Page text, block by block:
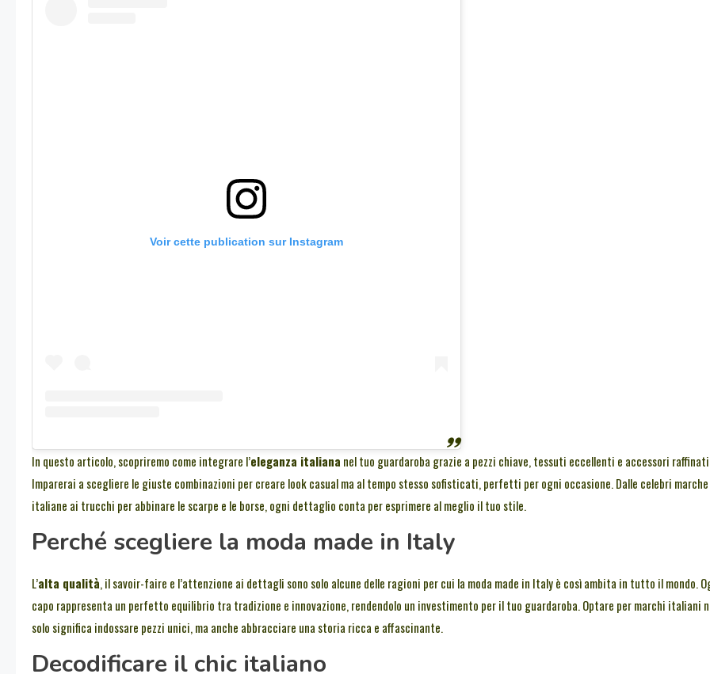
Voir cette publication sur Instagram
In questo articolo, scopriremo come integrare l’eleganza italiana nel tuo guardaroba grazie a pezzi chiave, tessuti eccellenti e accessori
Imparerai a scegliere le giuste combinazioni per creare look casual ma al tempo stesso sofisticati, perfetti per ogni occasione. Dalle celebri marche
italiane ai trucchi per abbinare le scarpe e le borse, ogni dettaglio conta per esprimere al meglio il tuo stile.
Perché scegliere la moda made in Italy
L’alta qualità, il savoir-faire e l’attenzione ai dettagli sono solo alcune delle ragioni per cui la moda made in Italy è così ambita in tutto il mondo.
capo rappresenta un perfetto equilibrio tra tradizione e innovazione, rendendolo un investimento per il tuo guardaroba. Optare per marchi italiani
solo significa indossare pezzi unici, ma anche abbracciare una storia ricca e affascinante.
Decodificare il chic italiano